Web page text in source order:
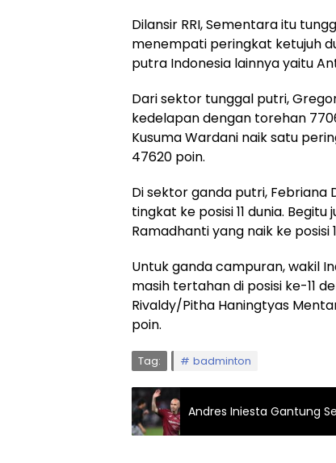
Dilansir RRI, Sementara itu
menempati peringkat ketujuh
putra Indonesia lainnya yaitu
Dari sektor tunggal putri,
kedelapan dengan torehan
Kusuma Wardani naik satu
47620 poin.
Di sektor ganda putri, Febriana
tingkat ke posisi 11 dunia.
Ramadhanti yang naik ke posisi
Untuk ganda campuran, wakil
masih tertahan di posisi ke-11
Rivaldy/Pitha Haningtyas
poin.
Tag: badminton
Andres Iniesta Gantung